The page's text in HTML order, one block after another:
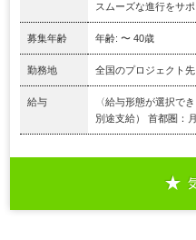
スムーズな進行をサ
募集年齢 年齢: 〜 40歳
勤務地 全国のプロジェクト先
給与
〈給与形態が選択で
別途支給） 首都圏：